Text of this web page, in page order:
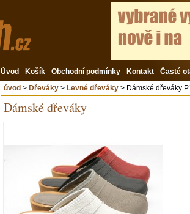
Úvod Košík Obchodní podmínky Kontakt Časté
úvod > Dřeváky > Levné dřeváky > Dámské dřeváky
Dámské dřeváky